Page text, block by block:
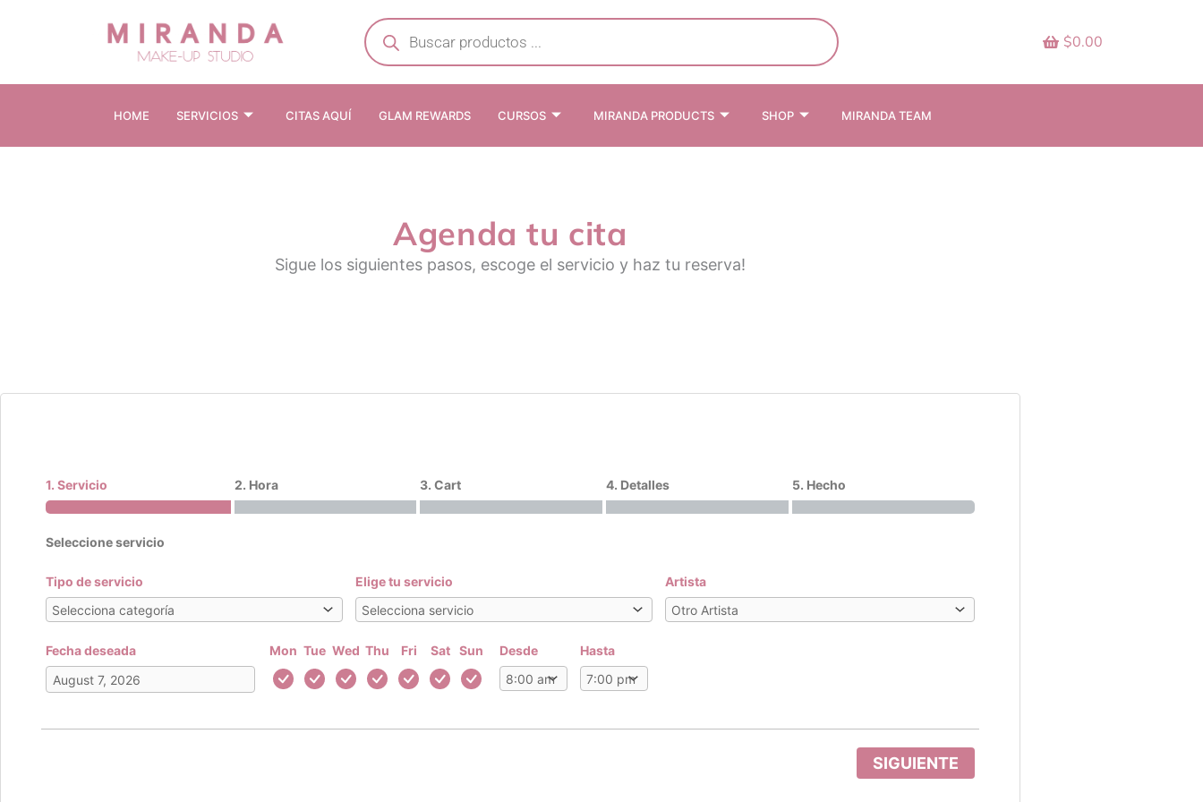
Products
search
$0.00
HOME SERVICIOS CITAS AQUÍ GLAM REWARDS CURSOS MIRANDA PRODUCTS SHOP MIRANDA TEAM
Agenda tu cita
Sigue los siguientes pasos, escoge el servicio y haz tu reserva!
1. Servicio 2. Hora 3. Cart 4. Detalles 5. Hecho
Seleccione servicio
Tipo de servicio Elige tu servicio Artista
Fecha deseada Mon Tue Wed Thu Fri Sat Sun Desde Hasta
SIGUIENTE